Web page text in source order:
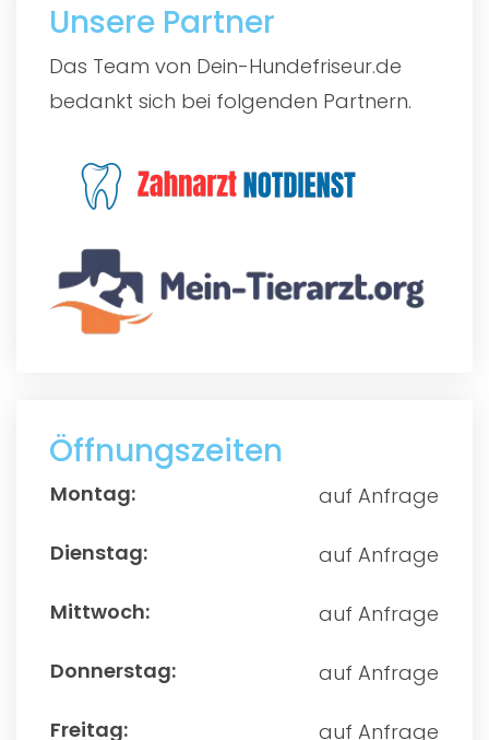
Unsere Partner
Das Team von Dein-Hundefriseur.de
bedankt sich bei folgenden Partnern.
Öffnungszeiten
auf Anfrage
auf Anfrage
auf Anfrage
auf Anfrage
auf Anfrage